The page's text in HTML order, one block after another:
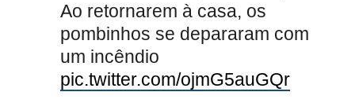
Ao retornarem à casa, os
pombinhos se depararam com
um incêndio
pic.twitter.com/ojmG5auGQr